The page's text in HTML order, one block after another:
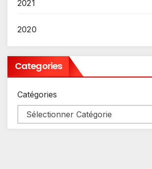
2021
2020
Categories
Catégories